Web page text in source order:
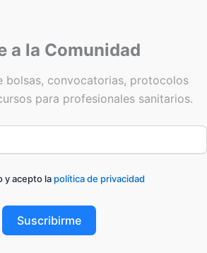
a la Comunidad
bolsas, convocatorias, protocolos
para profesionales sanitarios.
y acepto la política de privacidad
Suscribirme